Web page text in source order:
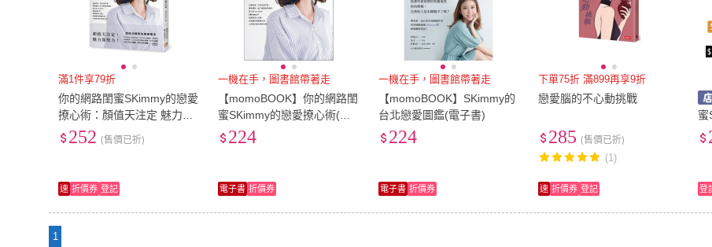
滿1件享79折
你的網路閨蜜SKimmy的戀愛
撩心術：顏值天注定 魅力靠
努力！超人氣YouTuber SKi
mmy的戀愛密技大公開！
252 (售價已折)
速 折價券 登記
一機在手，圖書館帶著走
【momoBOOK】你的網路閨
蜜SKimmy的戀愛撩心術(電
子書)
224
電子書 折價券
一機在手，圖書館帶著走
【momoBOOK】SKimmy的
台北戀愛圖鑑(電子書)
224
電子書 折價券
下單75折 滿899再享9折
戀愛腦的不心動挑戰
285 (售價已折)
(1)
速 折價券 登記
蜜
登
1